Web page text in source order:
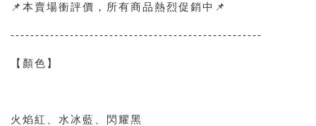
📌本賣場衝評價，所有商品熱烈促銷中📌
---------------------------------------------------
【顏色】
火焰紅、水冰藍、閃耀黑